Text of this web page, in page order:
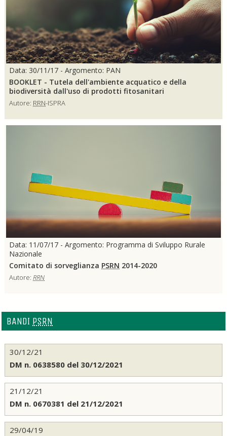
Data: 30/11/17 - Argomento: PAN
BOOKLET - Tutela dell'ambiente acquatico e della
biodiversità dall'uso di prodotti fitosanitari
Autore: RRN-ISPRA
Data: 11/07/17 - Argomento: Programma di Sviluppo Rurale
Nazionale
Comitato di sorveglianza PSRN 2014-2020
Autore: RRN
BANDI PSRN
30/12/21
DM n. 0638580 del 30/12/2021
21/12/21
DM n. 0670381 del 21/12/2021
29/04/19